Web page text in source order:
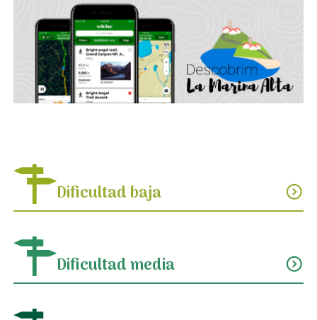
Dificultad baja expand_circle_down
Dificultad media expand_circle_down